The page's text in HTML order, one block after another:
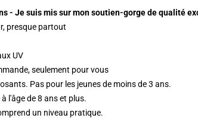
- Je suis mis sur mon soutien-gorge de qualité
presque partout
UV
seulement pour vous
Pas pour les jeunes de moins de 3 ans.
à l'âge de 8 ans et plus.
un niveau pratique.